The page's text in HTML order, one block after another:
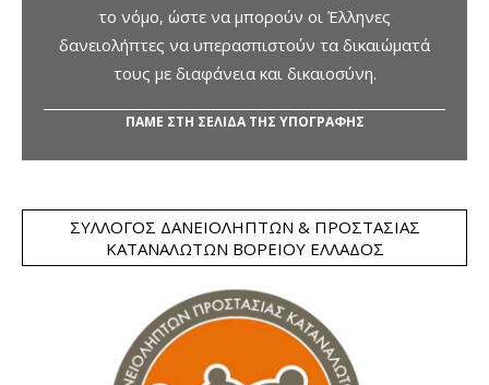
το νόμο, ώστε να μπορούν οι Έλληνες
δανειολήπτες να υπερασπιστούν τα δικαιώματά
τους με διαφάνεια και δικαιοσύνη.
ΠΑΜΕ ΣΤΗ ΣΕΛΙΔΑ ΤΗΣ ΥΠΟΓΡΑΦΗΣ
ΣΎΛΛΟΓΟΣ ΔΑΝΕΙΟΛΗΠΤΏΝ & ΠΡΟΣΤΑΣΊΑΣ
ΚΑΤΑΝΑΛΩΤΏΝ ΒΟΡΕΊΟΥ ΕΛΛΆΔΟΣ